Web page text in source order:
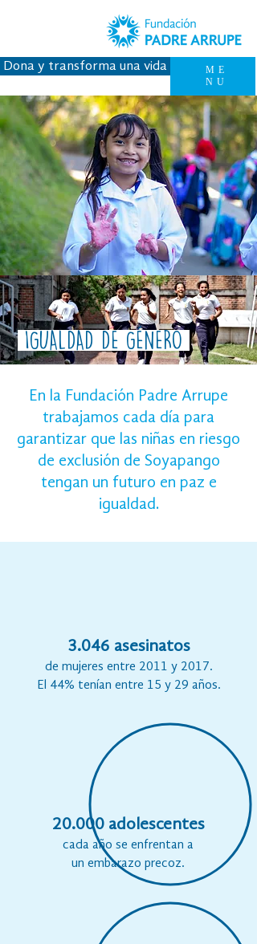
ME
NU
Dona y transforma una vida
IGUALDAD DE GÉNERO
En la Fundación Padre Arrupe
trabajamos cada día para
garantizar que las niñas en riesgo
de exclusión de Soyapango
tengan un futuro en paz e
igualdad.
3.046 asesinatos
de mujeres entre 2011 y 2017.
El 44% tenían entre 15 y 29 años.
20.000 adolescentes
cada año se enfrentan a
un embarazo precoz.